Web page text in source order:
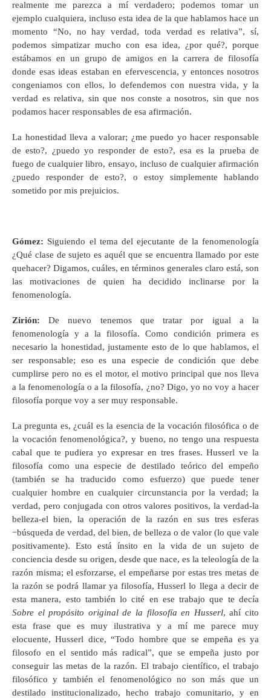
realmente me parezca a mí verdadero; podemos tomar un
ejemplo cualquiera, incluso esta idea de la que hablamos hace un
momento “No, no hay verdad, toda verdad es relativa”, sí,
podemos simpatizar mucho con esa idea, ¿por qué?, porque
estábamos en un grupo de amigos en la carrera de filosofía
donde esas ideas estaban en efervescencia, y entonces nosotros
congeniamos con ellos, lo defendemos con nuestra vida, y la
verdad es relativa, sin que nos conste a nosotros, sin que nos
podamos hacer responsables de esa afirmación.
La honestidad lleva a valorar; ¿me puedo yo hacer responsable
de esto?, ¿puedo yo responder de esto?, esa es la prueba de
fuego de cualquier libro, ensayo, incluso de cualquier afirmación
¿puedo responder de esto?, o estoy simplemente hablando
sometido por mis prejuicios.
Gómez: Siguiendo el tema del ejecutante de la fenomenología
¿Qué clase de sujeto es aquél que se encuentra llamado por este
quehacer? Digamos, cuáles, en términos generales claro está, son
las motivaciones de quien ha decidido inclinarse por la
fenomenología.
Zirión:De nuevo tenemos que tratar por igual a la
fenomenología y a la filosofía. Como condición primera es
necesario la honestidad, justamente esto de lo que hablamos, el
ser responsable; eso es una especie de condición que debe
cumplirse pero no es el motor, el motivo principal que nos lleva
a la fenomenología o a la filosofía, ¿no? Digo, yo no voy a hacer
filosofía porque voy a ser muy responsable.
La pregunta es, ¿cuál es la esencia de la vocación filosófica o de
la vocación fenomenológica?, y bueno, no tengo una respuesta
cabal que te pudiera yo expresar en tres frases. Husserl ve la
filosofía como una especie de destilado teórico del empeño
(también se ha traducido como esfuerzo) que puede tener
cualquier hombre en cualquier circunstancia por la verdad; la
verdad, pero conjugada con otros valores positivos, la verdad-la
belleza-el bien, la operación de la razón en sus tres esferas
−búsqueda de verdad, del bien, de belleza o de valor (lo que vale
positivamente). Esto está ínsito en la vida de un sujeto de
conciencia desde su origen, desde que nace, es la teleología de la
razón misma; el esforzarse, el empeñarse por estas tres metas de
la razón se podrá llamar ya filosofía, Husserl lo llega a decir de
esta manera, esto también lo cité en ese trabajo que te decía
Sobre el propósito original de la filosofía en Husserl, ahí cito
esta frase que es muy ilustrativa y a mí me parece muy
elocuente, Husserl dice, “Todo hombre que se empeña es ya
filosofo en el sentido más radical”, que se empeña justo por
conseguir las metas de la razón. El trabajo científico, el trabajo
filosófico y también el fenomenológico no son más que un
destilado institucionalizado, hecho trabajo comunitario, y en